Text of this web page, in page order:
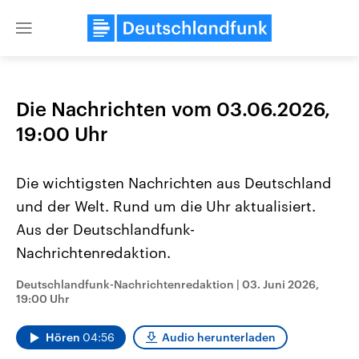
Close
Landtagswahl Sachsen-Anhalt
2026
Alle Informationen
September 2026 einen neuen
Landtag. Seit 2021 wird das
USA
Aktuelle Beiträge,
gehören die Vereinigten
den mächtigsten Ländern
Die Nachrichten vom 03.06.2026,
19:00 Uhr
Die wichtigsten Nachrichten aus Deutschland
und der Welt. Rund um die Uhr aktualisiert.
Aus der Deutschlandfunk-
Nachrichtenredaktion.
Deutschlandfunk-Nachrichtenredaktion | 03. Juni 2026,
19:00 Uhr
Hören 04:56 Audio herunterladen